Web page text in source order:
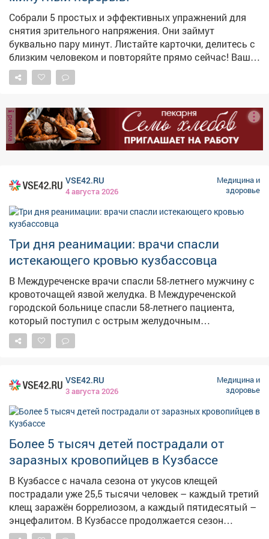
первых признаках отравления – звоните 112, сообщил
главный токсиколог Кузбасса Константин Сиворонов.
Собрали 5 простых и эффективных упражнений для
снятия зрительного напряжения. Они займут
буквально пару минут. Листайте карточки, делитесь с
близким человеком и повторяйте прямо сейчас! Ваши
глаза скажут вам спасибо 💙
реклама
VSE42.RU
4 августа 2026
Медицина и
здоровье
Три дня реанимации: врачи спасли
истекающего кровью кузбассовца
В Междуреченске врачи спасли 58-летнего мужчину с
кровоточащей язвой желудка. В Междуреченской
городской больнице спасли 58-летнего пациента,
который поступил с острым желудочным
кровотечением. Как сообщает в своих соцсетях
министр здравоохранения Кузбасса Андрей Тарасов, у
фиброгастродуоденоскопию и выявили
кровоточащую язву желудка. Пациента перевели в
реанимацию, где начали интенсивную терапию и
переливание крови. Трое суток реаниматологи
круглосуточно следили за его состоянием. Затем
мужчину перевели в хирургическое отделение на
долечивание. Сейчас пациент чувствует себя хорошо,
готовится к выписке и уже мечтает о рыбалке.
VSE42.RU
3 августа 2026
Медицина и
здоровье
Более 5 тысяч детей пострадали от
заразных кровопийцев в Кузбассе
В Кузбассе с начала сезона от укусов клещей
пострадали уже 25,5 тысячи человек – каждый третий
клещ заражён боррелиозом, а каждый пятидесятый –
энцефалитом. В Кузбассе продолжается сезон
активности клещей – регион остаётся эндемичным по